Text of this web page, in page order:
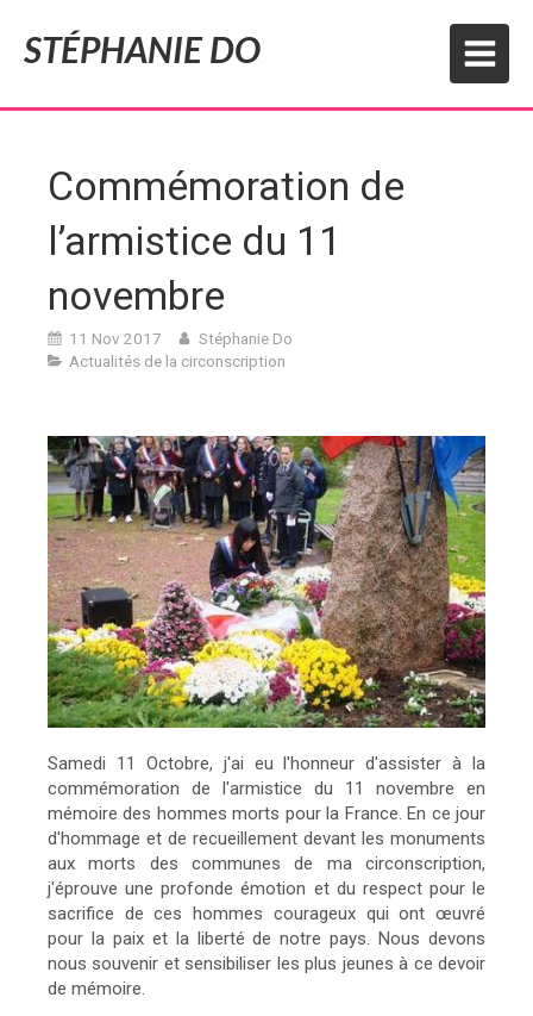
STÉPHANIE DO
Commémoration de
l’armistice du 11
novembre
11 Nov 2017
Stéphanie Do
Actualités de la circonscription
Samedi 11 Octobre, j'ai eu l'honneur d'assister à la
commémoration de l'armistice du 11 novembre en
mémoire des hommes morts pour la France. En ce jour
d'hommage et de recueillement devant les monuments
aux morts des communes de ma circonscription,
j'éprouve une profonde émotion et du respect pour le
sacrifice de ces hommes courageux qui ont œuvré
pour la paix et la liberté de notre pays. Nous devons
nous souvenir et sensibiliser les plus jeunes à ce devoir
de mémoire.